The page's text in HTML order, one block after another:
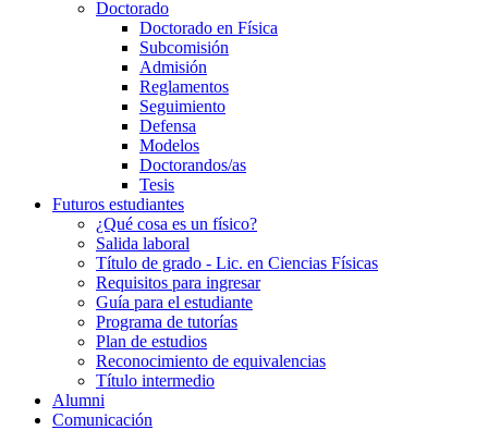
Doctorado
Doctorado en Física
Subcomisión
Admisión
Reglamentos
Seguimiento
Defensa
Modelos
Doctorandos/as
Tesis
Futuros estudiantes
¿Qué cosa es un físico?
Salida laboral
Título de grado - Lic. en Ciencias Físicas
Requisitos para ingresar
Guía para el estudiante
Programa de tutorías
Plan de estudios
Reconocimiento de equivalencias
Título intermedio
Alumni
Comunicación